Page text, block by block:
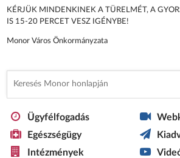
KÉRJÜK MINDENKINEK A TÜRELMÉT, A
IS 15-20 PERCET VESZ IGÉNYBE!
Monor Város Önkormányzata
Ügyfélfogadás
Egészségügy
Intézmények